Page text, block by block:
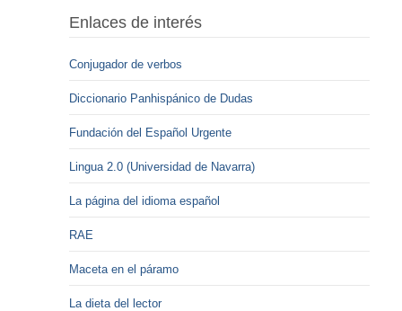
Enlaces de interés
Conjugador de verbos
Diccionario Panhispánico de Dudas
Fundación del Español Urgente
Lingua 2.0 (Universidad de Navarra)
La página del idioma español
RAE
Maceta en el páramo
La dieta del lector